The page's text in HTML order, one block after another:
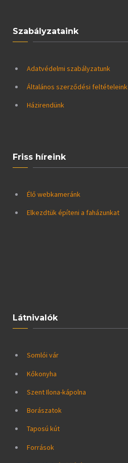
Szabályzataink
Adatvédelmi szabályzatunk
Általános szerződési feltételeink
Házirendünk
Friss híreink
Élő webkameránk
Elkezdtük építeni a faházunkat
Látnivalók
Somlói vár
Kőkonyha
Szent Ilona-kápolna
Borászatok
Taposú kút
Források